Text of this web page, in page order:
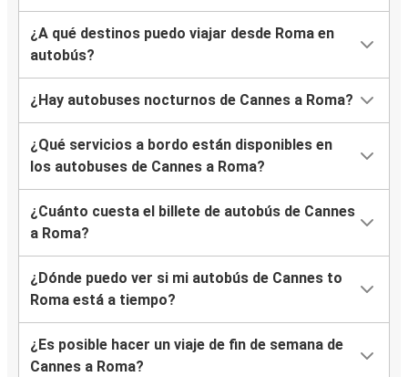
¿A qué destinos puedo viajar desde Roma en
autobús?
¿Hay autobuses nocturnos de Cannes a Roma?
¿Qué servicios a bordo están disponibles en
los autobuses de Cannes a Roma?
¿Cuánto cuesta el billete de autobús de Cannes
a Roma?
¿Dónde puedo ver si mi autobús de Cannes to
Roma está a tiempo?
¿Es posible hacer un viaje de fin de semana de
Cannes a Roma?